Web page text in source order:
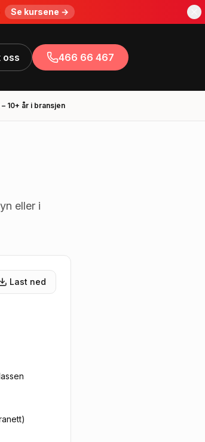
Se kursene →
oss 466 66 467
10+ år i bransjen
eller i
Last ned